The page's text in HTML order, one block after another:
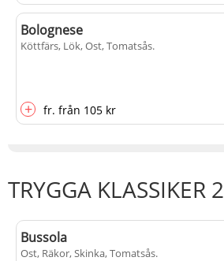
Bolognese
Köttfärs, Lök, Ost, Tomatsås.
+ fr. från 105 kr
TRYGGA KLASSIKER 2
Bussola
Ost, Räkor, Skinka, Tomatsås.